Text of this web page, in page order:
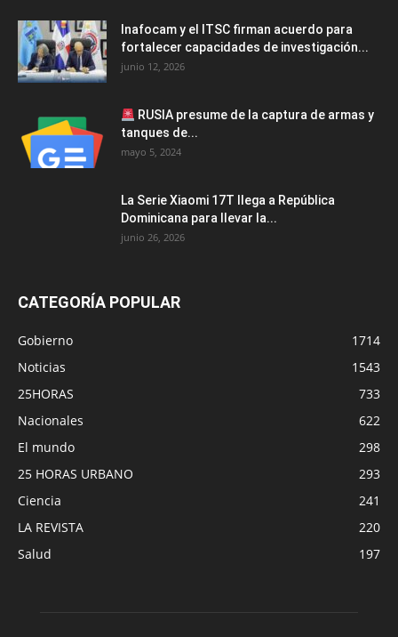
Inafocam y el ITSC firman acuerdo para
fortalecer capacidades de investigación...
junio 12, 2026
RUSIA presume de la captura de armas y
tanques de...
mayo 5, 2024
La Serie Xiaomi 17T llega a República
Dominicana para llevar la...
junio 26, 2026
CATEGORÍA POPULAR
Gobierno
1714
Noticias
1543
25HORAS
733
Nacionales
622
El mundo
298
25 HORAS URBANO
293
Ciencia
241
LA REVISTA
220
Salud
197